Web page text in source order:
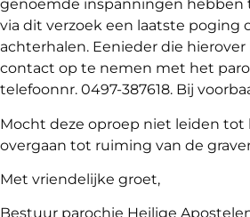
genoemde inspanningen hebben
via dit verzoek een laatste
achterhalen. Eenieder die
contact op te nemen met het
telefoonnr. 0497-387618. Bij
Mocht deze oproep niet leiden
overgaan tot ruiming van de
Met vriendelijke groet,
Bestuur parochie Heilige